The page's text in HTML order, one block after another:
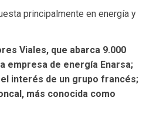
principalmente en energía y
Viales, que abarca 9.000
empresa de energía Enarsa;
interés de un grupo francés;
más conocida como